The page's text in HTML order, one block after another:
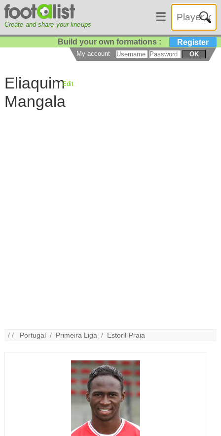
Create and share your lineups
☰
Build your own formations : Register
My account OK
Eliaquim
Mangala
Edit
/ / Portugal / Primeira Liga / Estoril-Praia